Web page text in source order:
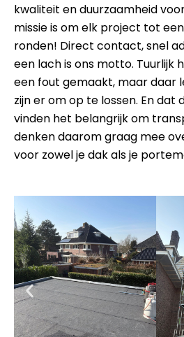
kwaliteit en duurzaamheid
missie is om elk project tot
ronden! Direct contact, snel
een lach is ons motto. Tuurlijk
een fout gemaakt, maar daar
zijn er om op te lossen. En dat
vinden het belangrijk om
denken daarom graag mee
voor zowel je dak als je